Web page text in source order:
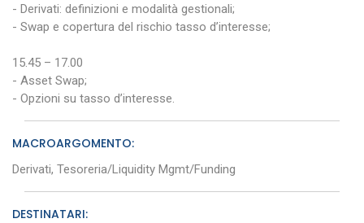
- Derivati: definizioni e modalità gestionali;
- Swap e copertura del rischio tasso d’interesse;
15.45 – 17.00
- Asset Swap;
- Opzioni su tasso d’interesse.
MACROARGOMENTO:
Derivati, Tesoreria/Liquidity Mgmt/Funding
DESTINATARI: